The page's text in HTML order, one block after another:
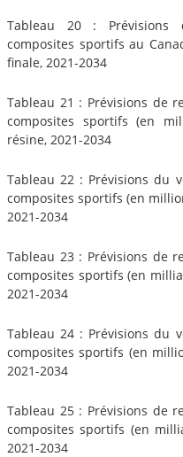
Tableau 20 : Prévisions
composites sportifs au
finale, 2021-2034
Tableau 21 : Prévisions de
composites sportifs (en
résine, 2021-2034
Tableau 22 : Prévisions du
composites sportifs (en
2021-2034
Tableau 23 : Prévisions de
composites sportifs (en
2021-2034
Tableau 24 : Prévisions du
composites sportifs (en
2021-2034
Tableau 25 : Prévisions de
composites sportifs (en
2021-2034